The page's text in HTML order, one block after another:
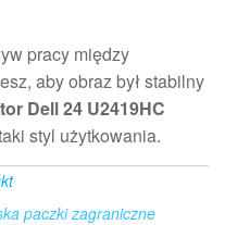
pracy między
aby obraz był stabilny
Dell 24 U2419HC
styl użytkowania.
paczki zagraniczne